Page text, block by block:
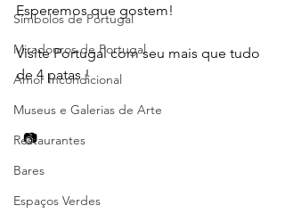
Símbolos de Portugal
Miradouros de Portugal
Amor Incondicional
Museus e Galerias de Arte
Restaurantes
Bares
Espaços Verdes
Esperemos que gostem!
Visite Portugal com seu mais que tudo
de 4 patas !
  📷